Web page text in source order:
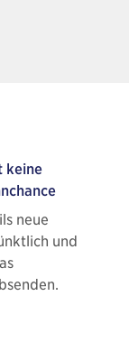
keine
neue
und